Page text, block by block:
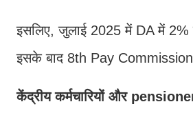
इसलिए, जुलाई 2025 में DA में
इसके बाद 8th Pay Commission
केंद्रीय कर्मचारियों और